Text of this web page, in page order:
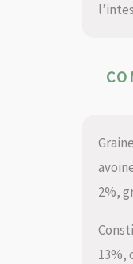
2%,
13%,